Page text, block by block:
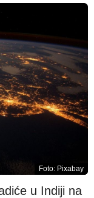
Foto: Pixabay
u Indiji na